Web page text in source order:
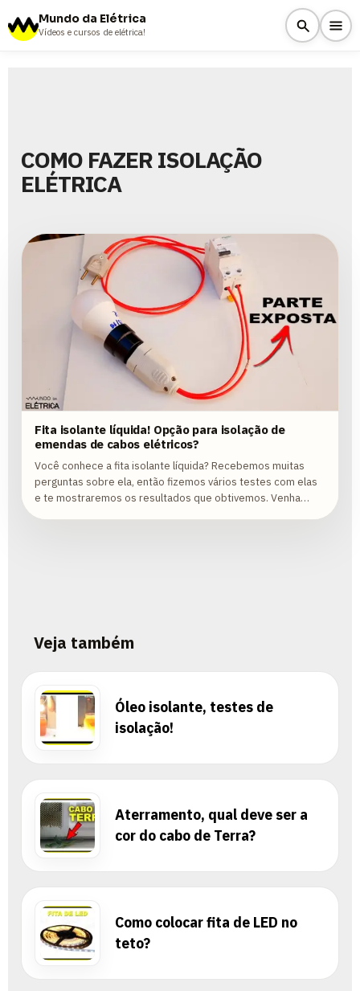
Mundo da Elétrica
Vídeos e cursos de elétrica!
COMO FAZER ISOLAÇÃO
ELÉTRICA
Fita isolante líquida! Opção para isolação de
emendas de cabos elétricos?
Você conhece a fita isolante líquida? Recebemos muitas
perguntas sobre ela, então fizemos vários testes com elas
e te mostraremos os resultados que obtivemos. Venha
conferir!
Veja também
Óleo isolante, testes de
isolação!
Aterramento, qual deve ser a
cor do cabo de Terra?
Como colocar fita de LED no
teto?